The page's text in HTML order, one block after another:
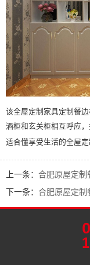
该全屋定制家具定制餐
酒柜和玄关柜相互呼应
适合懂享受生活的全屋定
上一条： 合肥原屋定制
下一条： 合肥原屋定制